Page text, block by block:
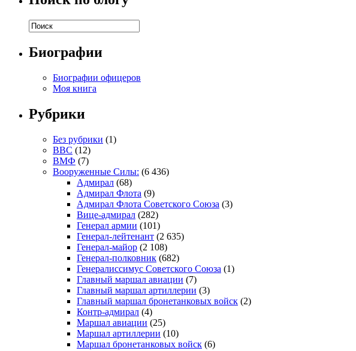
Биографии
Биографии офицеров
Моя книга
Рубрики
Без рубрики (1)
ВВС (12)
ВМФ (7)
Вооруженные Силы: (6 436)
Адмирал (68)
Адмирал Флота (9)
Адмирал Флота Советского Союза (3)
Вице-адмирал (282)
Генерал армии (101)
Генерал-лейтенант (2 635)
Генерал-майор (2 108)
Генерал-полковник (682)
Генералиссимус Советского Союза (1)
Главный маршал авиации (7)
Главный маршал артиллерии (3)
Главный маршал бронетанковых войск (2)
Контр-адмирал (4)
Маршал авиации (25)
Маршал артиллерии (10)
Маршал бронетанковых войск (6)